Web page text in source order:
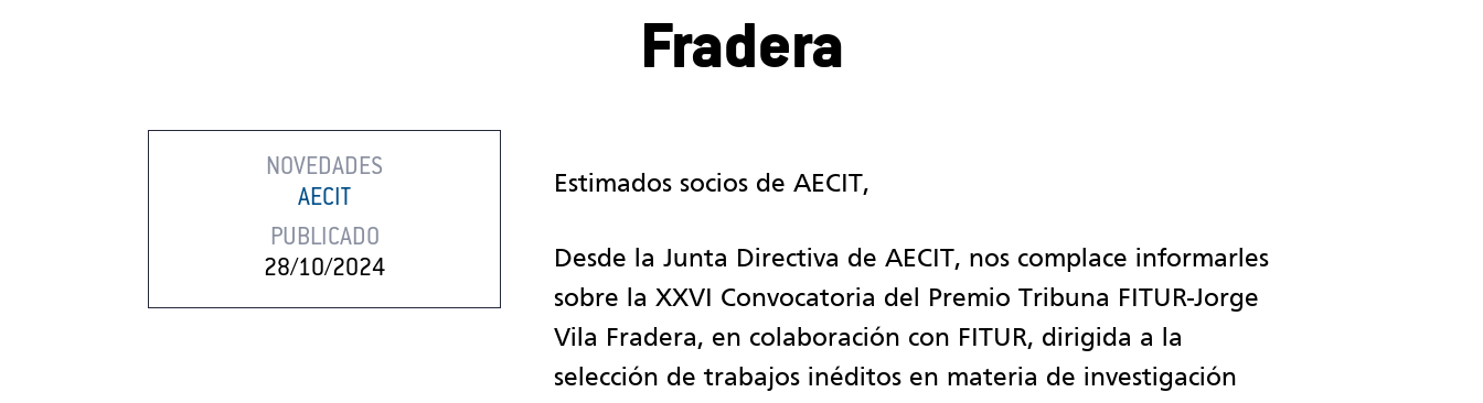
Fradera
NOVEDADES
AECIT
PUBLICADO
28/10/2024
Estimados socios de AECIT,
Desde la Junta Directiva de AECIT, nos complace informarles
sobre la XXVI Convocatoria del Premio Tribuna FITUR-Jorge
Vila Fradera, en colaboración con FITUR, dirigida a la
selección de trabajos inéditos en materia de investigación